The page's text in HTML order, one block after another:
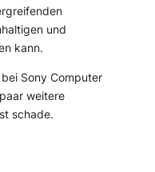
und
kann.
Sony Computer
weitere
schade.